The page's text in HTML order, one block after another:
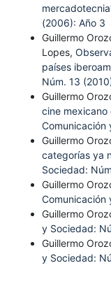
(2006): Año 3
Guillermo
Lopes,
países
Núm. 13
Guillermo
cine
Comunicación
Guillermo
categorías ya
Sociedad:
Guillermo
Comunicación
Guillermo
y Sociedad:
Guillermo
y Sociedad: